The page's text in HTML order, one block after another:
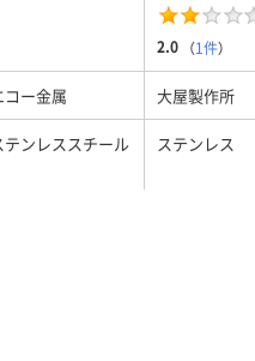
2.0 （1件）
コー金属 大屋製作所
テンレススチール ステンレス